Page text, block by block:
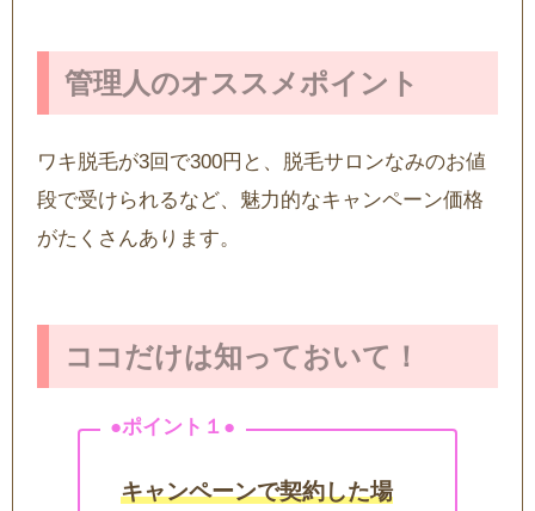
管理人のオススメポイント
ワキ脱毛が3回で300円と、脱毛サロンなみのお値
段で受けられるなど、魅力的なキャンペーン価格
がたくさんあります。
ココだけは知っておいて！
キャンペーンで契約した場